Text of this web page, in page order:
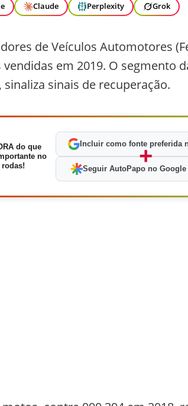
Claude Perplexity Grok
de Veículos Automotores
em 2019. O segmento
sinais de recuperação.
do que
no
Incluir como fonte preferida
+
Seguir AutoPapo no Google